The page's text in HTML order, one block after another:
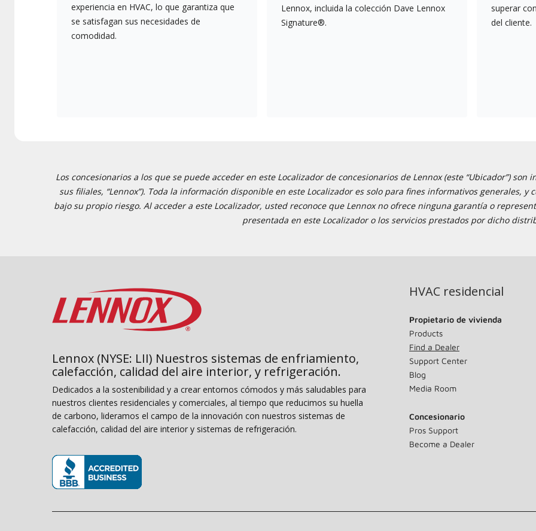
experiencia en HVAC, lo que garantiza que
se satisfagan sus necesidades de
comodidad.
Lennox, incluida la colección Dave Lennox
Signature®.
superar
del cliente.
Los concesionarios a los que se puede acceder en este Localizador de concesionarios de Lennox (este “Ubicador”)
sus filiales, “Lennox”). Toda la información disponible en este Localizador es solo para fines informativos generales,
bajo su propio riesgo. Al acceder a este Localizador, usted reconoce que Lennox no ofrece ninguna garantía o
presentada en este Localizador o los servicios prestados por dicho
Lennox (NYSE: LII) Nuestros sistemas de enfriamiento,
calefacción, calidad del aire interior, y refrigeración.
Dedicados a la sostenibilidad y a crear entornos cómodos y más saludables para
nuestros clientes residenciales y comerciales, al tiempo que reducimos su huella
de carbono, lideramos el campo de la innovación con nuestros sistemas de
calefacción, calidad del aire interior y sistemas de refrigeración.
HVAC residencial
Propietario de vivienda
Products
Find a Dealer
Support Center
Blog
Media Room
Concesionario
Pros Support
Become a Dealer